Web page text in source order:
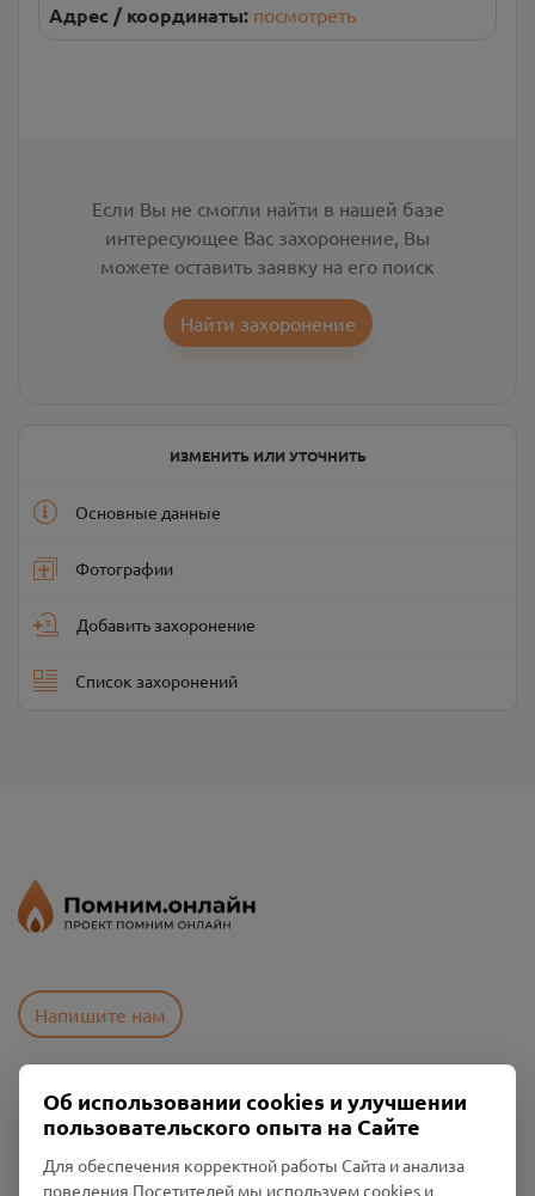
Адрес / координаты: посмотреть
Если Вы не смогли найти в нашей базе
интересующее Вас захоронение, Вы
можете оставить заявку на его поиск
Найти захоронение
ИЗМЕНИТЬ ИЛИ УТОЧНИТЬ
Основные данные
Фотографии
Добавить захоронение
Список захоронений
Напишите нам
Пользовательское соглашение
Политика конфиденциальности
Промо-материалы
Об использовании cookies и улучшении
пользовательского опыта на Сайте
Для обеспечения корректной работы Сайта и анализа
поведения Посетителей мы используем cookies и